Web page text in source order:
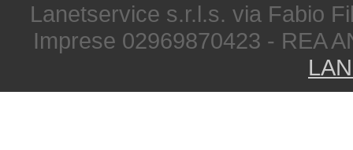
Lanetservice s.r.l.s. via Fabio
Imprese 02969870423 - REA